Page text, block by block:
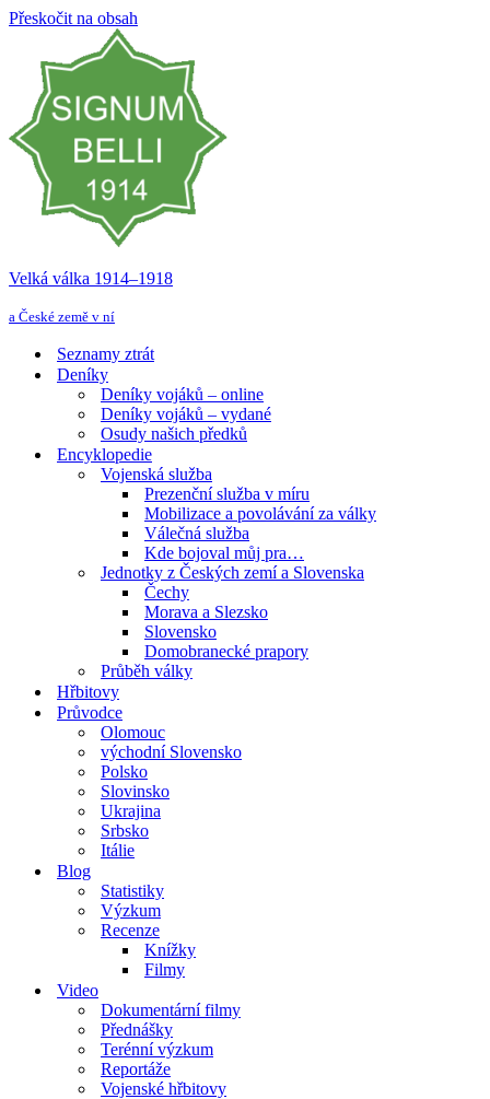
Přeskočit na obsah
Velká válka 1914–⁠⁠⁠⁠⁠⁠1918
a České země v ní
Seznamy ztrát
Deníky
Deníky vojáků – online
Deníky vojáků – vydané
Osudy našich předků
Encyklopedie
Vojenská služba
Prezenční služba v míru
Mobilizace a povolávání za války
Válečná služba
Kde bojoval můj pra…
Jednotky z Českých zemí a Slovenska
Čechy
Morava a Slezsko
Slovensko
Domobranecké prapory
Průběh války
Hřbitovy
Průvodce
Olomouc
východní Slovensko
Polsko
Slovinsko
Ukrajina
Srbsko
Itálie
Blog
Statistiky
Výzkum
Recenze
Knížky
Filmy
Video
Dokumentární filmy
Přednášky
Terénní výzkum
Reportáže
Vojenské hřbitovy